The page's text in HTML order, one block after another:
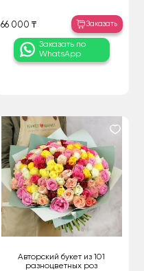
66 000 ₸ Заказать
Заказать по
WhatsApp
Авторский букет из 101
разноцветных роз